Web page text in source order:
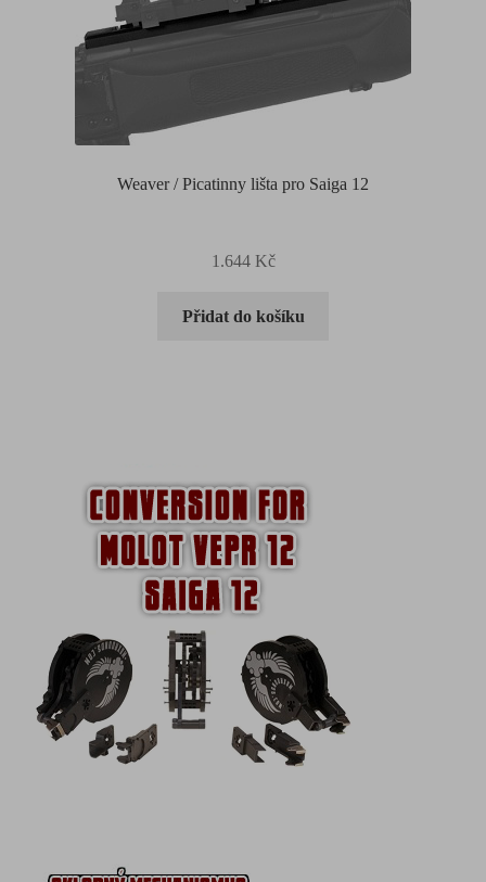
Weaver / Picatinny lišta pro Saiga 12
1.644 Kč
Přidat do košíku